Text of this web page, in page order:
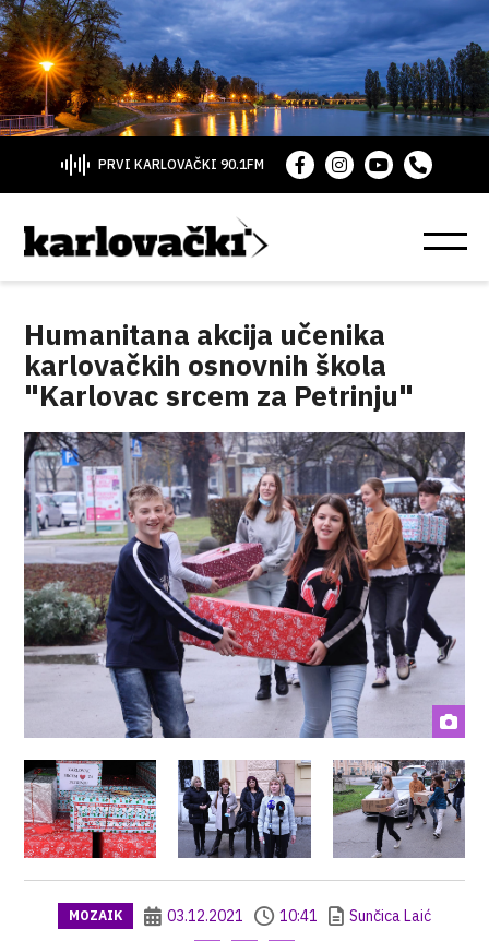
PRVI KARLOVAČKI 90.1FM
Humanitana akcija učenika
karlovačkih osnovnih škola
"Karlovac srcem za Petrinju"
MOZAIK 03.12.2021 10:41 Sunčica Laić